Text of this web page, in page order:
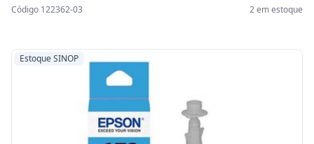
Código 122362-03
2 em estoque
Estoque SINOP